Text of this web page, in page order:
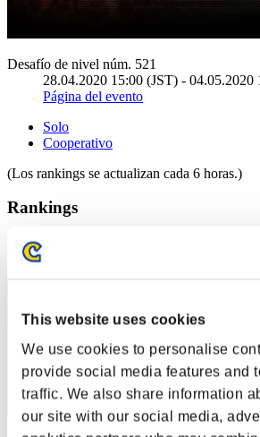
This website uses cookies
We use cookies to personalise
provide social media features and
traffic. We also share information
our site with our social media,
Desafío de nivel núm. 521
28.04.2020 15:00 (JST) - 04.05.2020
Página del evento
Solo
Cooperativo
(Los rankings se actualizan cada 6 horas.)
Rankings
Posición